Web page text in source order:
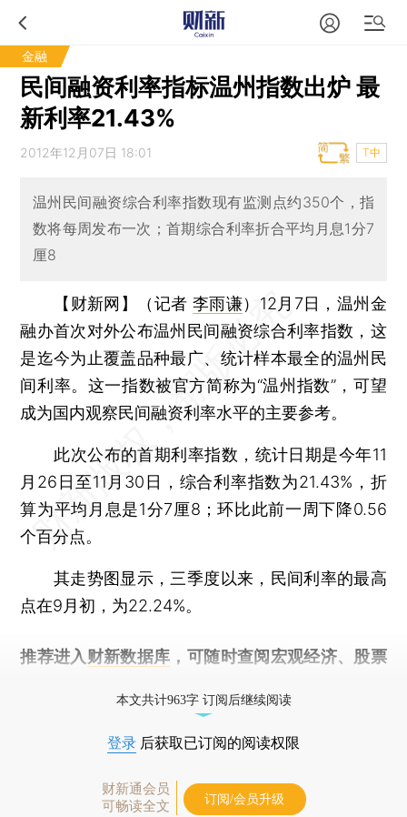
金融
民间融资利率指标温州指数出炉 最
新利率21.43%
2012年12月07日 18:01 T中
温州民间融资综合利率指数现有监测点约350个，指
数将每周发布一次；首期综合利率折合平均月息1分7
厘8
【财新网】（记者李雨谦） 12月7日，温州金
融办首次对外公布温州民间融资综合利率指数，这
是迄今为止覆盖品种最广、统计样本最全的温州民
间利率。这一指数被官方简称为“温州指数”，可望
成为国内观察民间融资利率水平的主要参考。
此次公布的首期利率指数，统计日期是今年11
月26日至11月30日，综合利率指数为21.43%，折
算为平均月息是1分7厘8；环比此前一周下降0.56
个百分点。
其走势图显示，三季度以来，民间利率的最高
点在9月初，为22.24%。
推荐进入 财新数据库 ，可随时查阅宏观经济、股票
本文共计963字 订阅后继续阅读
登录 后获取已订阅的阅读权限
财新通会员
可畅读全文
订阅/会员升级